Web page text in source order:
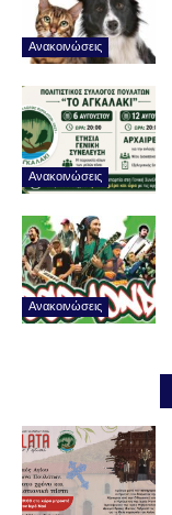
Ανακοινώσεις
Ανακοινώσεις
Ανακοινώσεις